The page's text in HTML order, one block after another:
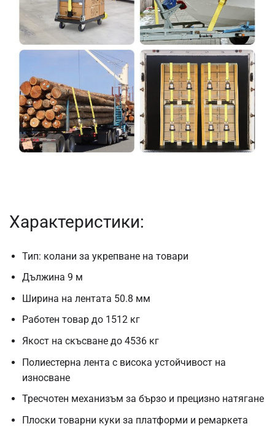
Характеристики:
Тип: колани за укрепване на товари
Дължина 9 м
Ширина на лентата 50.8 мм
Работен товар до 1512 кг
Якост на скъсване до 4536 кг
Полиестерна лента с висока устойчивост на
износване
Тресчотен механизъм за бързо и прецизно натягане
Плоски товарни куки за платформи и ремаркета